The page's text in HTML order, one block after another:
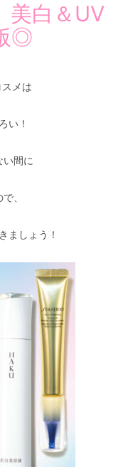
美白＆UV
◎
メは
い！
い間に
、
ましょう！